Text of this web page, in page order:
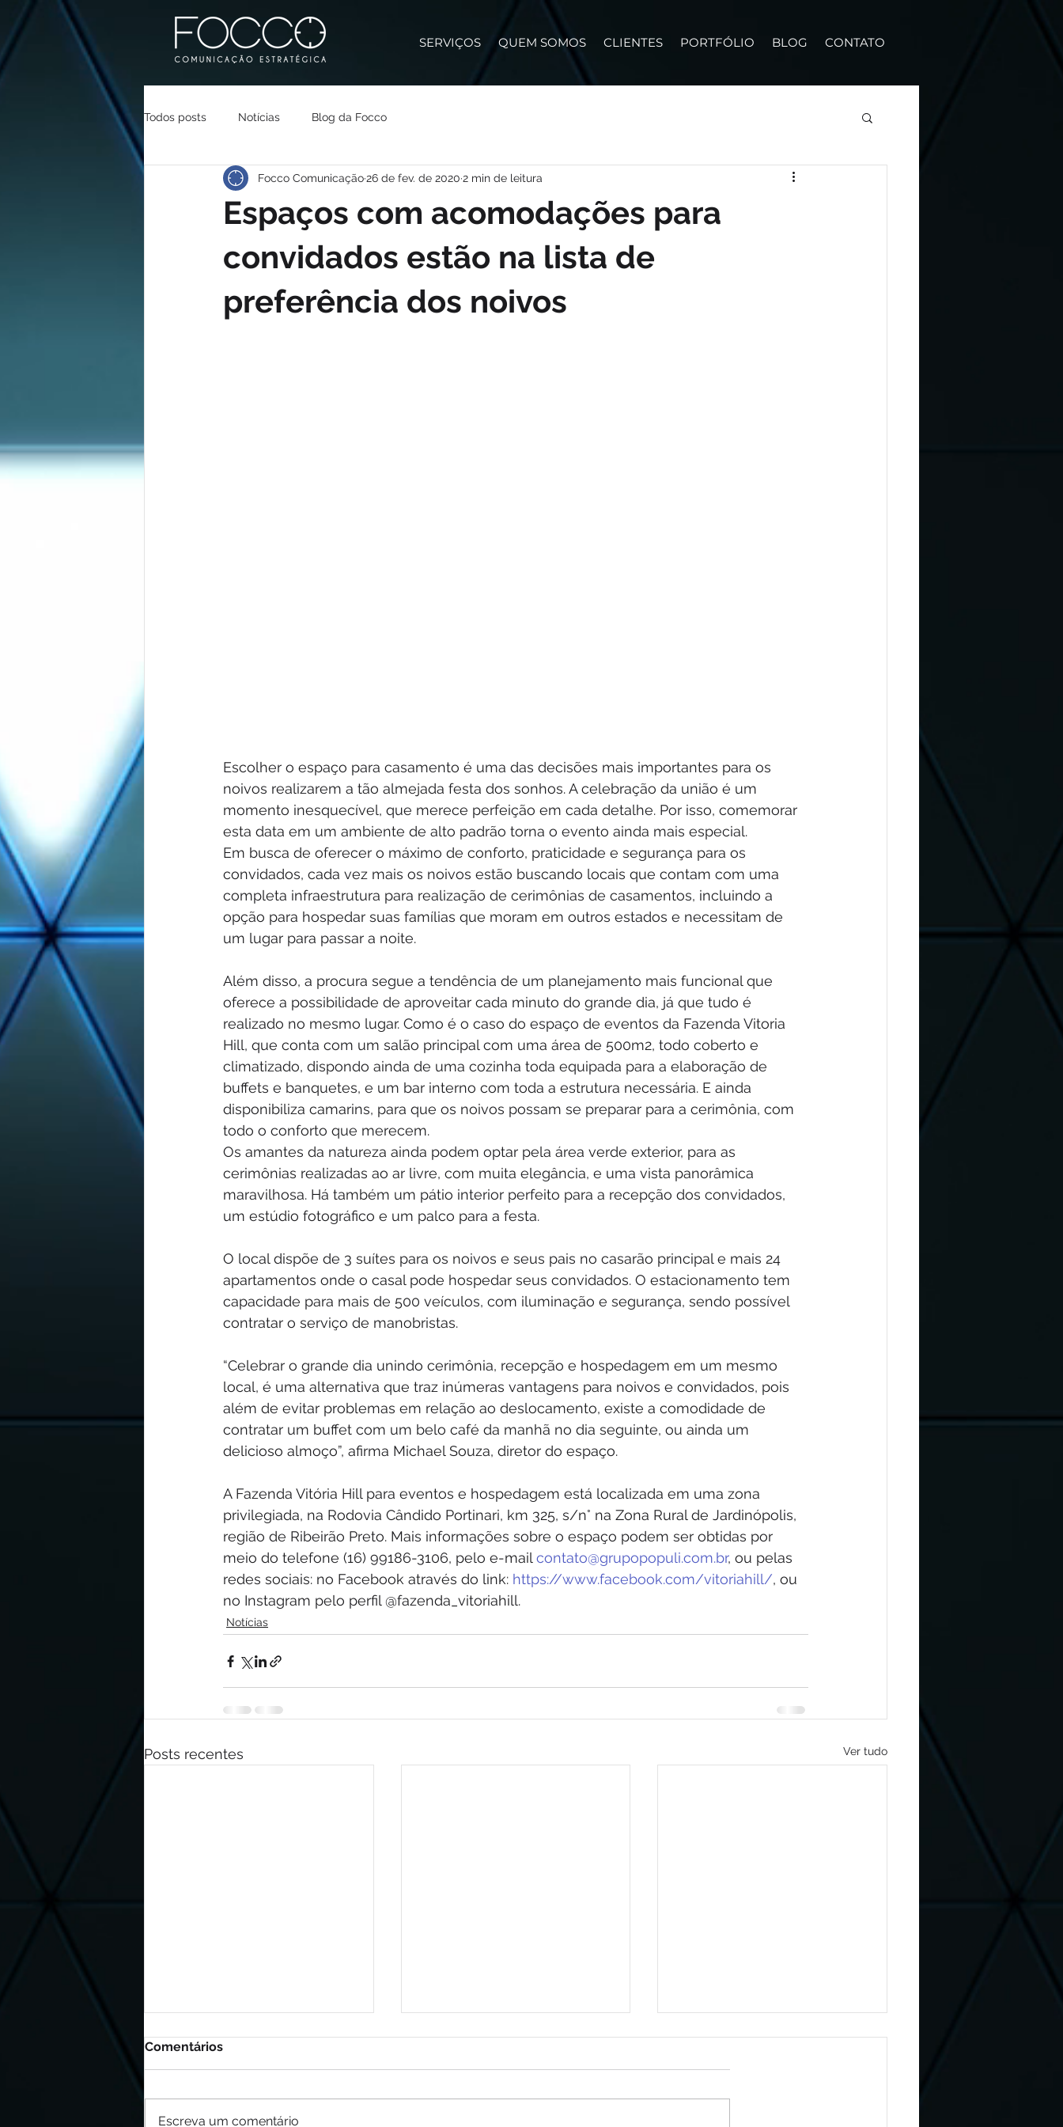
SERVIÇOS QUEM SOMOS CLIENTES PORTFÓLIO BLOG CONTATO
Todos posts Notícias Blog da Focco
Espaços com acomodações para
convidados estão na lista de
preferência dos noivos
Focco Comunicação26 de fev. de 2020 2 min de leitura
Escolher o espaço para casamento é uma das decisões mais importantes para os
noivos realizarem a tão almejada festa dos sonhos. A celebração da união é um
momento inesquecível, que merece perfeição em cada detalhe. Por isso, comemorar
esta data em um ambiente de alto padrão torna o evento ainda mais especial.
Em busca de oferecer o máximo de conforto, praticidade e segurança para os
convidados, cada vez mais os noivos estão buscando locais que contam com uma
completa infraestrutura para realização de cerimônias de casamentos, incluindo a
opção para hospedar suas famílias que moram em outros estados e necessitam de
um lugar para passar a noite.
Além disso, a procura segue a tendência de um planejamento mais funcional que
oferece a possibilidade de aproveitar cada minuto do grande dia, já que tudo é
realizado no mesmo lugar. Como é o caso do espaço de eventos da Fazenda Vitoria
Hill, que conta com um salão principal com uma área de 500m2, todo coberto e
climatizado, dispondo ainda de uma cozinha toda equipada para a elaboração de
buffets e banquetes, e um bar interno com toda a estrutura necessária. E ainda
disponibiliza camarins, para que os noivos possam se preparar para a cerimônia, com
todo o conforto que merecem.
Os amantes da natureza ainda podem optar pela área verde exterior, para as
cerimônias realizadas ao ar livre, com muita elegância, e uma vista panorâmica
maravilhosa. Há também um pátio interior perfeito para a recepção dos convidados,
um estúdio fotográfico e um palco para a festa.
O local dispõe de 3 suítes para os noivos e seus pais no casarão principal e mais 24
apartamentos onde o casal pode hospedar seus convidados. O estacionamento tem
capacidade para mais de 500 veículos, com iluminação e segurança, sendo possível
contratar o serviço de manobristas.
“Celebrar o grande dia unindo cerimônia, recepção e hospedagem em um mesmo
local, é uma alternativa que traz inúmeras vantagens para noivos e convidados, pois
além de evitar problemas em relação ao deslocamento, existe a comodidade de
contratar um buffet com um belo café da manhã no dia seguinte, ou ainda um
delicioso almoço”, afirma Michael Souza, diretor do espaço.
A Fazenda Vitória Hill para eventos e hospedagem está localizada em uma zona
privilegiada, na Rodovia Cândido Portinari, km 325, s/n° na Zona Rural de Jardinópolis,
região de Ribeirão Preto. Mais informações sobre o espaço podem ser obtidas por
meio do telefone (16) 99186-3106, pelo e-mail contato@grupopopuli.com.br, ou pelas
redes sociais: no Facebook através do link: https://www.facebook.com/vitoriahill/, ou
no Instagram pelo perfil @fazenda_vitoriahill.
Notícias
Posts recentes Ver tudo
Comentários
Escreva um comentário